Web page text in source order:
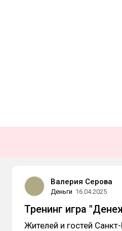
Валерия Серова
Деньги 16.04.2025
Тренинг игра
Жителей и гостей